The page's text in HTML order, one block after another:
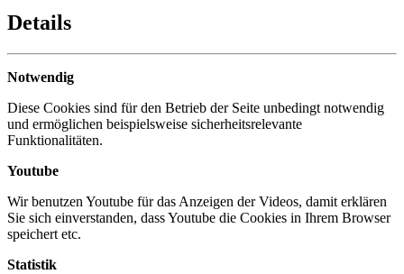
Details
Notwendig
Diese Cookies sind für den Betrieb der Seite unbedingt notwendig
und ermöglichen beispielsweise sicherheitsrelevante
Funktionalitäten.
Youtube
Wir benutzen Youtube für das Anzeigen der Videos, damit erklären
Sie sich einverstanden, dass Youtube die Cookies in Ihrem Browser
speichert etc.
Statistik